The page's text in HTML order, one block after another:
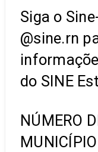
Siga o
@sine.rn
do SINE
NÚMERO
MUNICÍPIO